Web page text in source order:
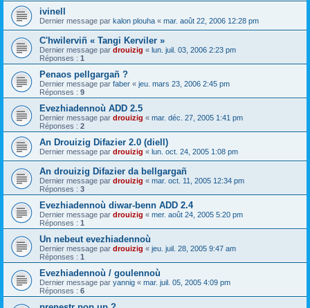
ivinell
Dernier message par kalon plouha « mar. août 22, 2006 12:28 pm
C'hwilerviñ « Tangi Kerviler »
Dernier message par drouizig « lun. juil. 03, 2006 2:23 pm
Réponses : 1
Penaos pellgargañ ?
Dernier message par faber « jeu. mars 23, 2006 2:45 pm
Réponses : 9
Evezhiadennoù ADD 2.5
Dernier message par drouizig « mar. déc. 27, 2005 1:41 pm
Réponses : 2
An Drouizig Difazier 2.0 (diell)
Dernier message par drouizig « lun. oct. 24, 2005 1:08 pm
An drouizig Difazier da bellgargañ
Dernier message par drouizig « mar. oct. 11, 2005 12:34 pm
Réponses : 3
Evezhiadennoù diwar-benn ADD 2.4
Dernier message par drouizig « mer. août 24, 2005 5:20 pm
Réponses : 1
Un nebeut evezhiadennoù
Dernier message par drouizig « jeu. juil. 28, 2005 9:47 am
Réponses : 1
Evezhiadennoù / goulennoù
Dernier message par yannig « mar. juil. 05, 2005 4:09 pm
Réponses : 6